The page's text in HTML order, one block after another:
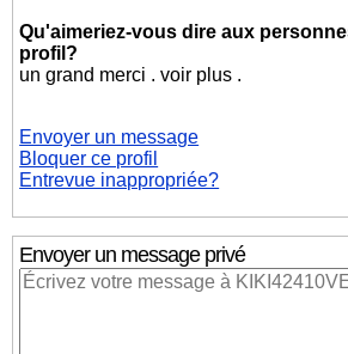
Qu'aimeriez-vous dire aux
profil?
un grand merci . voir plus .
Envoyer un message
Bloquer ce profil
Entrevue inappropriée?
Envoyer un message privé